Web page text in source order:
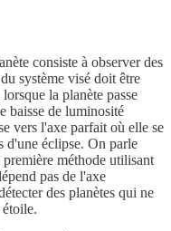
consiste à observer des
système visé doit être
la planète passe
baisse de luminosité
vers l'axe parfait où elle se
d'une éclipse. On parle
méthode utilisant
pas de l'axe
des planètes qui ne